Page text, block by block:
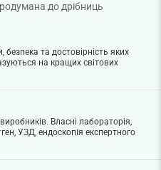
до дрібниць
та достовірність яких
на кращих світових
Власні лабораторія,
УЗД, ендоскопія експертного